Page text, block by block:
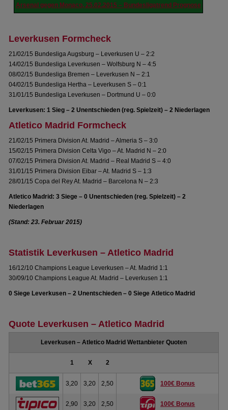
Arsenal gegen Monaco, 25.02.2015 – Bundesligatrend Prognose
Leverkusen Formcheck
21/02/15 Bundesliga Augsburg – Leverkusen U – 2:2
14/02/15 Bundesliga Leverkusen – Wolfsburg N – 4:5
08/02/15 Bundesliga Bremen – Leverkusen N – 2:1
04/02/15 Bundesliga Hertha – Leverkusen S – 0:1
31/01/15 Bundesliga Leverkusen – Dortmund U – 0:0
Leverkusen: 1 Sieg – 2 Unentschieden (reg. Spielzeit) – 2 Niederlagen
Atletico Madrid Formcheck
21/02/15 Primera Division At. Madrid – Almeria S – 3:0
15/02/15 Primera Division Celta Vigo – At. Madrid N – 2:0
07/02/15 Primera Division At. Madrid – Real Madrid S – 4:0
31/01/15 Primera Division Eibar – At. Madrid S – 1:3
28/01/15 Copa del Rey At. Madrid – Barcelona N – 2:3
Atletico Madrid: 3 Siege – 0 Unentschieden (reg. Spielzeit) – 2
Niederlagen
(Stand: 23. Februar 2015)
Statistik Leverkusen – Atletico Madrid
16/12/10 Champions League Leverkusen – At. Madrid 1:1
30/09/10 Champions League At. Madrid – Leverkusen 1:1
0 Siege Leverkusen – 2 Unentschieden – 0 Siege Atletico Madrid
Quote Leverkusen – Atletico Madrid
Leverkusen – Atletico Madrid Wettanbieter Quoten
1 X 2
3,20 3,20 2,50 100€ Bonus
2,90 3,20 2,50 100€ Bonus